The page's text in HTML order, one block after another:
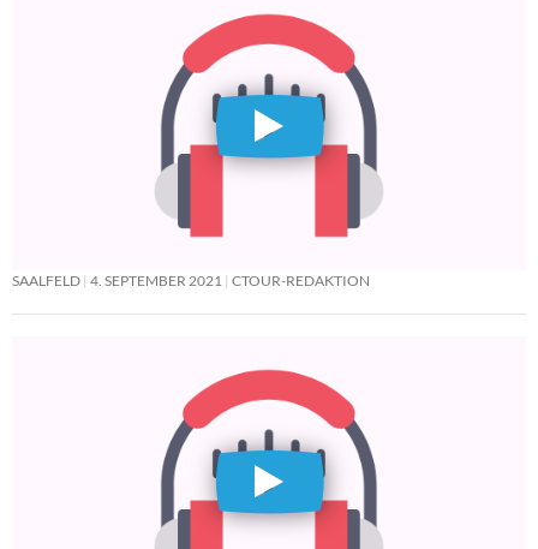
SAALFELD 4. SEPTEMBER 2021 CTOUR-REDAKTION